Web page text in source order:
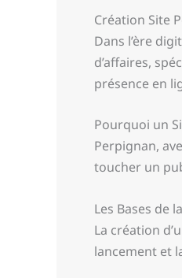
Création Site
Dans l’ère
d’affaires,
présence en
Pourquoi un
Perpignan,
toucher un
Les Bases de
La création
lancement et